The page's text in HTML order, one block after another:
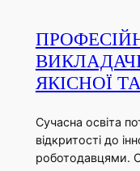
ЯКІСНОЇ
Сучасна освіта
відкритості до
роботодавцями.